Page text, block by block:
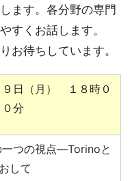
ます。各分野の専門
すくお話します。
お待ちしています。
９日（月） １８時０
分
一つの視点―Torinoと
して